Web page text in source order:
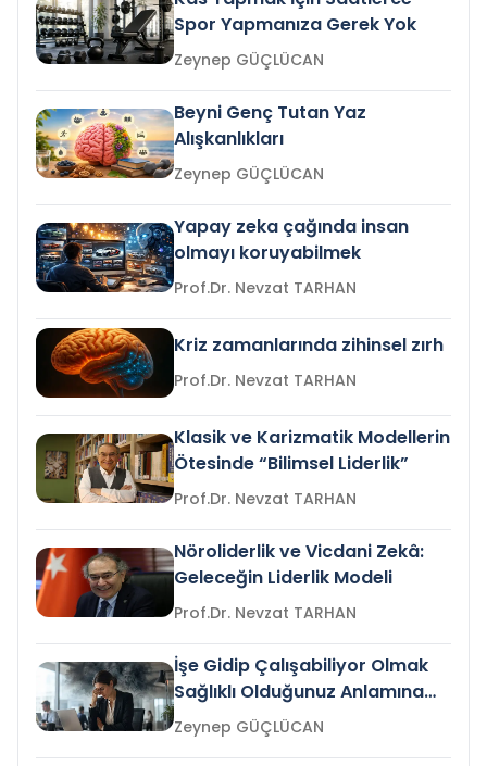
Spor Yapmanıza Gerek Yok
Zeynep GÜÇLÜCAN
Beyni Genç Tutan Yaz
Alışkanlıkları
Zeynep GÜÇLÜCAN
Yapay zeka çağında insan
olmayı koruyabilmek
Prof.Dr. Nevzat TARHAN
Kriz zamanlarında zihinsel zırh
Prof.Dr. Nevzat TARHAN
Klasik ve Karizmatik Modellerin
Ötesinde “Bilimsel Liderlik”
Prof.Dr. Nevzat TARHAN
Nöroliderlik ve Vicdani Zekâ:
Geleceğin Liderlik Modeli
Prof.Dr. Nevzat TARHAN
İşe Gidip Çalışabiliyor Olmak
Sağlıklı Olduğunuz Anlamına
Gelir mi?Zeynep GÜÇLÜCAN